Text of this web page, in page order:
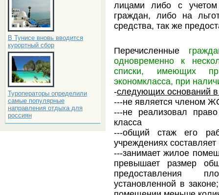
В Тунисе вновь вводится
курортный сбор
Туроператоры определили
самые популярные
направления отдыха для
россиян
лицами либо с
граждан, либо на
средства, так же
Перечисленные
одновременно к
списки, имеющих
экономкласса, при
-следующих оснований в
---не является членом
---не реализовал
класса
---общий стаж его
учреждениях
---занимает жилое
превышает размер
предоставления
установленной в